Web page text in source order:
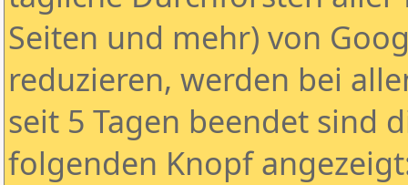
Seiten und mehr) von
reduzieren, werden bei
seit 5 Tagen beendet sind
folgenden Knopf